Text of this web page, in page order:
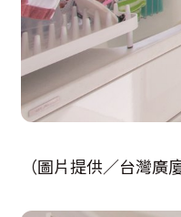
（圖片提供／台灣廣